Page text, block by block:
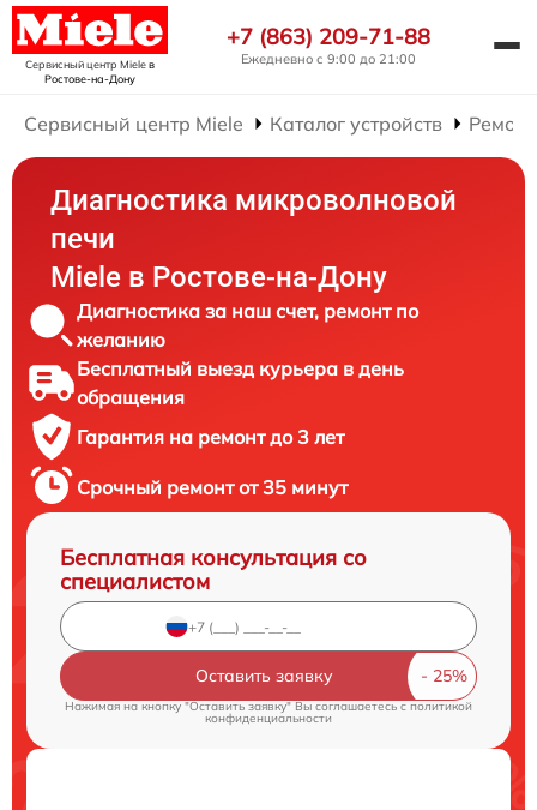
Сервисный центр Mieleв
Ростове-на-Дону
+7 (863) 209-71-88
Ежедневно с 9:00 до 21:00
Сервисный центр Miele Каталог устройств
Диагностика микроволновой
печи
Miele в Ростове-на-Дону
Диагностика за наш счет, ремонт по
желанию
Бесплатный выезд курьера в день
обращения
Гарантия на ремонт до 3 лет
Срочный ремонт от 35 минут
Бесплатная консультация со
специалистом
Оставить заявку
Нажимая на кнопку "Оставить заявку" Вы соглашаетесь cполитикой
конфиденциальности